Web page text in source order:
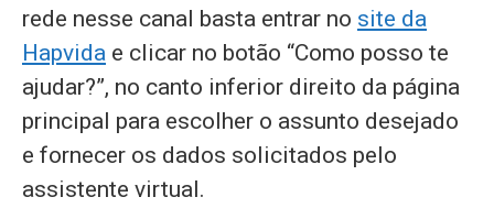
rede nesse canal basta entrar no site da
Hapvida e clicar no botão “Como posso te
ajudar?”, no canto inferior direito da página
principal para escolher o assunto desejado
e fornecer os dados solicitados pelo
assistente virtual.